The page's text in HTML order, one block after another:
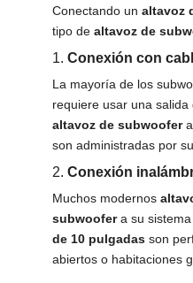
Conectando un altavoz
tipo de altavoz de
1. Conexión con
La mayoría de los
requiere usar una
altavoz de subwoofer
son administradas por
2. Conexión
Muchos modernos
subwoofera su sistema
de 10 pulgadas son
abiertos o habitaciones